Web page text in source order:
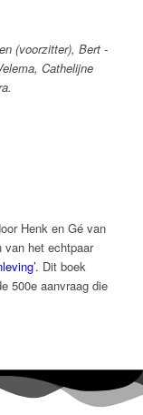
(voorzitter), Bert -
Cathelijne
Henk en Gé van
van het echtpaar
. Dit boek
500e aanvraag die